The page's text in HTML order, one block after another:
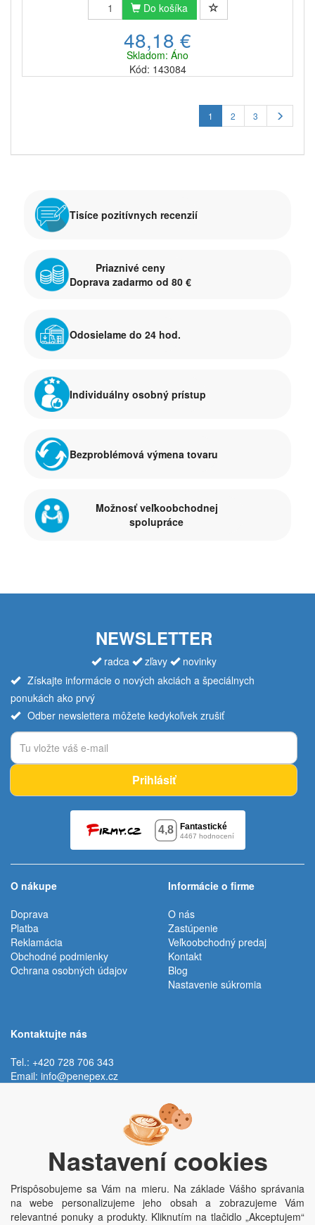
Do košíka
48,18 €
Skladom: Áno
Kód: 143084
1 2 3
Tisíce pozitívnych recenzií
Priaznivé ceny
Doprava zadarmo od 80 €
Odosielame do 24 hod.
Individuálny osobný prístup
Bezproblémová výmena tovaru
Možnosť veľkoobchodnej
spolupráce
NEWSLETTER
radca zľavy
novinky
Získajte informácie o nových akciách a špeciálnych
ponukách ako prvý
Odber newslettera môžete kedykoľvek zrušiť
Prihlásiť
O nákupe
Doprava
Platba
Reklamácia
Obchodné podmienky
Ochrana osobných údajov
Informácie o firme
O nás
Zastúpenie
Veľkoobchodný predaj
Kontakt
Blog
Nastavenie súkromia
Kontaktujte nás
Tel.: +420 728 706 343
Email: info@penepex.cz
Trávník 2076, 686 03 Staré Město
Nastavení cookies
Prispôsobujeme sa Vám na mieru. Na základe Vášho správania
na webe personalizujeme jeho obsah a zobrazujeme Vám
relevantné ponuky a produkty. Kliknutím na tlačidlo „Akceptujem“